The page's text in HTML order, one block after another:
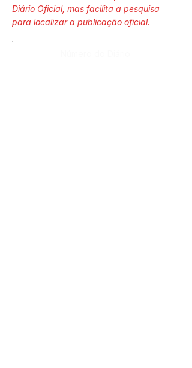
Diário Oficial, mas facilita a pesquisa
para localizar a publicação oficial.